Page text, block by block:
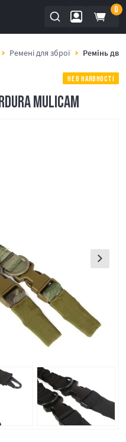
0
Ремені для зброї Ремінь
НЕ В НАЯВНОСТІ
MULICAM